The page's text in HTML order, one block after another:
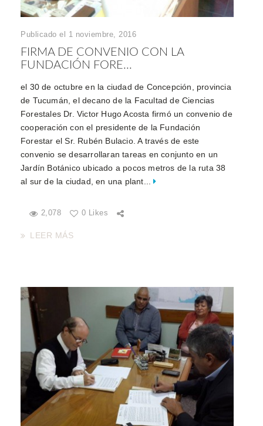
Publicado el 1 noviembre, 2016
FIRMA DE CONVENIO CON LA
FUNDACIÓN FORE...
el 30 de octubre en la ciudad de Concepción, provincia
de Tucumán, el decano de la Facultad de Ciencias
Forestales Dr. Victor Hugo Acosta firmó un convenio de
cooperación con el presidente de la Fundación
Forestar el Sr. Rubén Bulacio. A través de este
convenio se desarrollaran tareas en conjunto en un
Jardín Botánico ubicado a pocos metros de la ruta 38
al sur de la ciudad, en una plant...
2,078 0 Likes
LEER MÁS